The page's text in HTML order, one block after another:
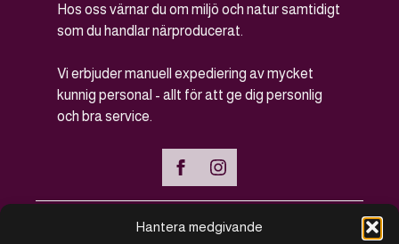
Hantera medgivande
Hos oss värnar du om miljö och natur samtidigt
som du handlar närproducerat.
Vi erbjuder manuell expediering av mycket
kunnig personal - allt för att ge dig personlig
och bra service.